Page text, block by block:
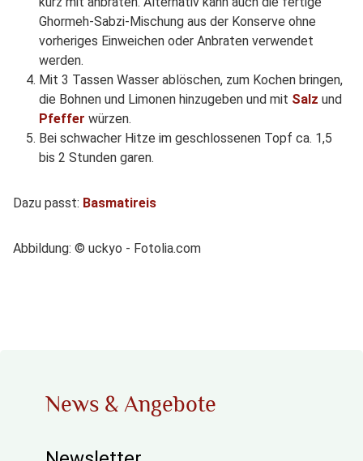
Ghormeh-Sabzi-Mischung aus der Konserve ohne
vorheriges Einweichen oder Anbraten verwendet
werden.
Mit 3 Tassen Wasser ablöschen, zum Kochen bringen,
die Bohnen und Limonen hinzugeben und mit Salz und
Pfeffer würzen.
Bei schwacher Hitze im geschlossenen Topf ca. 1,5
bis 2 Stunden garen.
Dazu passt: Basmatireis
Abbildung: © uckyo - Fotolia.com
News & Angebote